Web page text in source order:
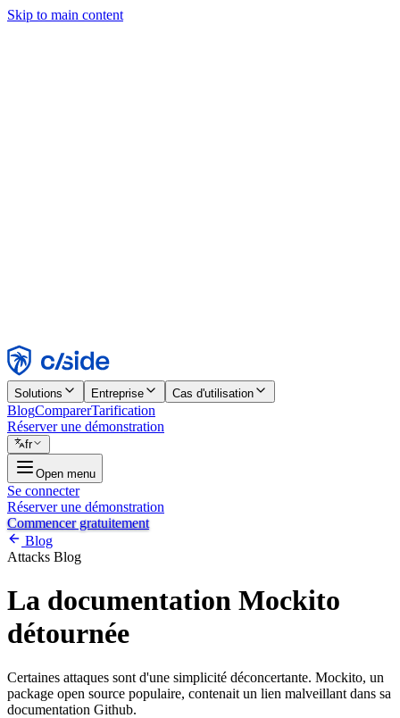
Skip to main content
Rejeter
Solutions Entreprise Cas d'utilisation
BlogComparerTarification
Réserver une démonstration
fr
Open menu
Se connecter
Réserver une démonstration
Commencer gratuitement
Blog
Attacks Blog
La documentation Mockito
détournée
Certaines attaques sont d'une simplicité déconcertante. Mockito, un
package open source populaire, contenait un lien malveillant dans sa
documentation Github.